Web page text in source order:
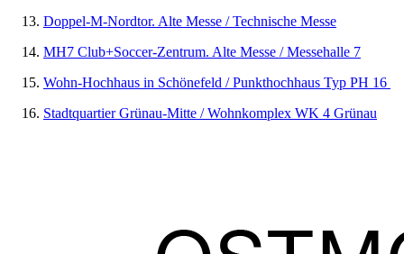
Doppel-M-Nordtor. Alte Messe / Technische Messe
MH7 Club+Soccer-Zentrum. Alte Messe / Messehalle 7
Wohn-Hochhaus in Schönefeld / Punkthochhaus Typ PH 16
Stadtquartier Grünau-Mitte / Wohnkomplex WK 4 Grünau